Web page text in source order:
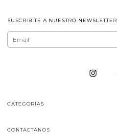
SUSCRIBITE A NUESTRO NEWSLETTER
CATEGORÍAS
CONTACTÁNOS